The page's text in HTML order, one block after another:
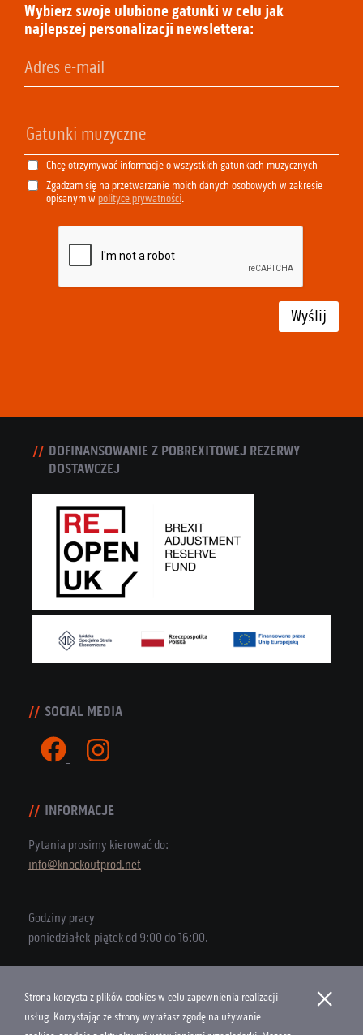
Wybierz swoje ulubione gatunki w celu jak
najlepszej personalizacji newslettera:
Chcę otrzymywać informacje o wszystkich gatunkach muzycznych
Zgadzam się na przetwarzanie moich danych osobowych w zakresie
opisanym w polityce prywatności.
Wyślij
DOFINANSOWANIE Z POBREXITOWEJ REZERWY
DOSTAWCZEJ
SOCIAL MEDIA
INFORMACJE
Pytania prosimy kierować do:
info@knockoutprod.net
Godziny pracy
poniedziałek-piątek od 9:00 do 16:00.
Copyright © 2026 Knock Out Productions
Strona korzysta z plików cookies w celu zapewnienia realizacji
usług. Korzystając ze strony wyrażasz zgodę na używanie
×